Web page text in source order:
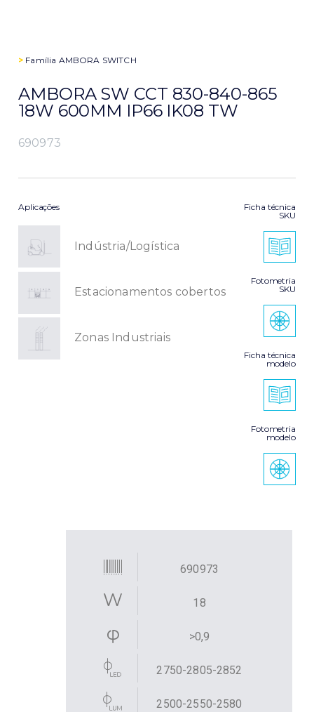
> Família AMBORA SWITCH
AMBORA SW CCT 830-840-865
18W 600MM IP66 IK08 TW
690973
Aplicações
Indústria/Logística
Estacionamentos cobertos
Zonas Industriais
Ficha técnica
SKU
Fotometria
SKU
Ficha técnica
modelo
Fotometria
modelo
690973
18
>0,9
2750-2805-2852
2500-2550-2580